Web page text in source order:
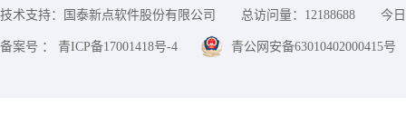
技术支持：国泰新点软件股份有限公司 总访问量： 12188688 今
备案号 ： 青ICP备17001418号-4 青公网安备63010402000415号